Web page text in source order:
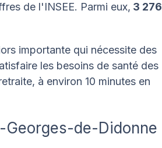
de l'INSEE. Parmi eux, 3 276
importante qui nécessite des
les besoins de santé des
à environ 10 minutes en
Georges-de-Didonne